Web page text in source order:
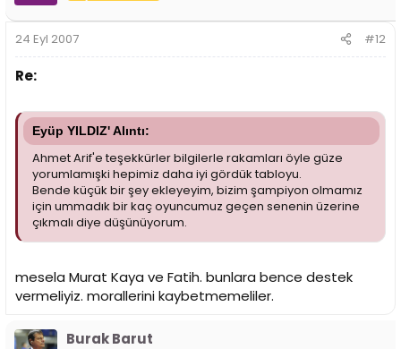
24 Eyl 2007 #12
Re:
Eyüp YILDIZ' Alıntı:
Ahmet Arif'e teşekkürler bilgilerle rakamları öyle güze
yorumlamışki hepimiz daha iyi gördük tabloyu.
Bende küçük bir şey ekleyeyim, bizim şampiyon olmamız
için ummadık bir kaç oyuncumuz geçen senenin üzerine
çıkmalı diye düşünüyorum.
mesela Murat Kaya ve Fatih. bunlara bence destek
vermeliyiz. morallerini kaybetmemeliler.
Burak Barut